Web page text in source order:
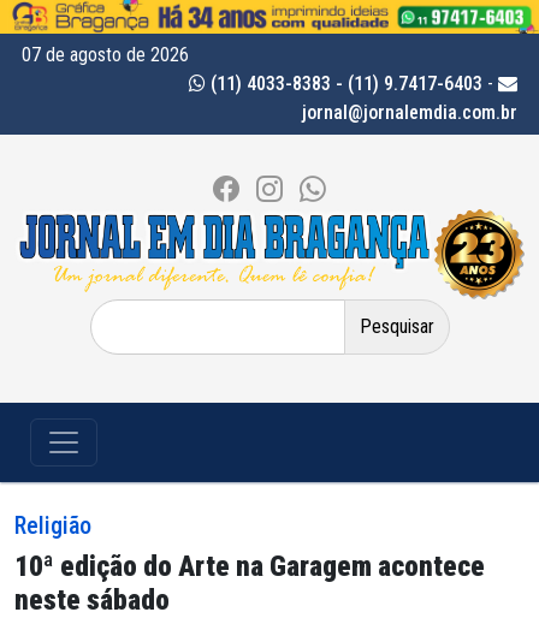
07 de agosto de 2026
(11) 4033-8383 - (11) 9.7417-6403 -
jornal@jornalemdia.com.br
Pesquisar
por:
Religião
10ª edição do Arte na Garagem acontece
neste sábado